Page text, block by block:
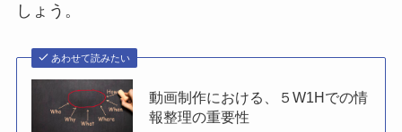
しょう。
あわせて読みたい
動画制作における、５W1Hでの情
報整理の重要性